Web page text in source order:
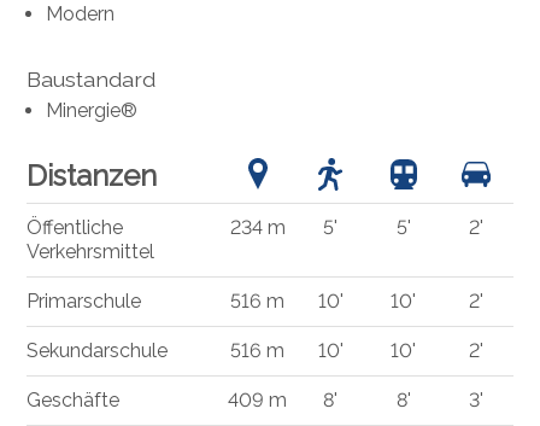
Modern
Baustandard
Minergie®
Distanzen
Öffentliche
Verkehrsmittel
234 m 5' 5' 2'
Primarschule 516 m 10' 10' 2'
Sekundarschule 516 m 10' 10' 2'
Geschäfte 409 m 8' 8' 3'